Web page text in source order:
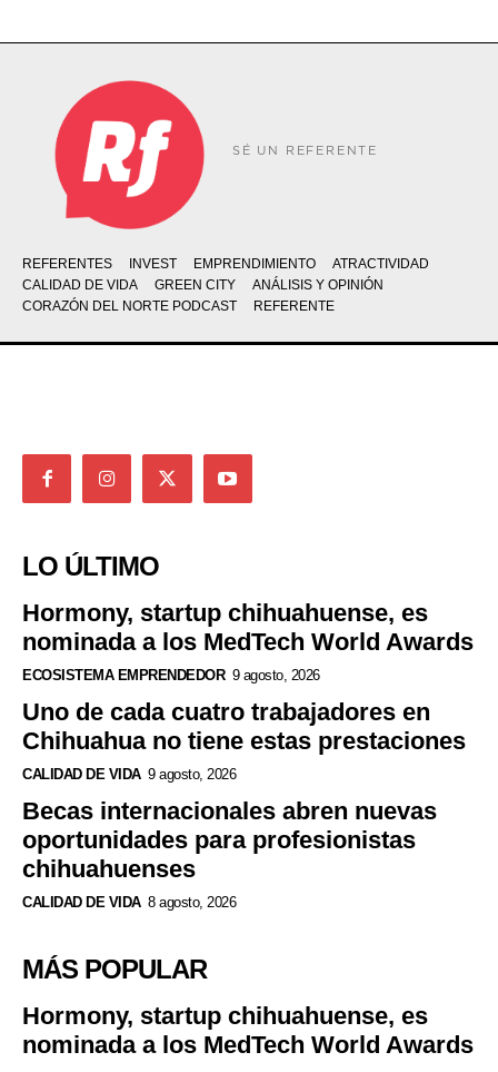
SÉ UN REFERENTE
REFERENTES INVEST EMPRENDIMIENTO
ATRACTIVIDAD
CALIDAD DE VIDA
GREEN CITY
ANÁLISIS Y OPINIÓN
CORAZÓN DEL NORTE PODCAST
REFERENTE
LO ÚLTIMO
Hormony, startup chihuahuense, es
nominada a los MedTech World Awards
ECOSISTEMA EMPRENDEDOR 9 agosto, 2026
Uno de cada cuatro trabajadores en
Chihuahua no tiene estas prestaciones
CALIDAD DE VIDA 9 agosto, 2026
Becas internacionales abren nuevas
oportunidades para profesionistas
chihuahuenses
CALIDAD DE VIDA 8 agosto, 2026
MÁS POPULAR
Hormony, startup chihuahuense, es
nominada a los MedTech World Awards